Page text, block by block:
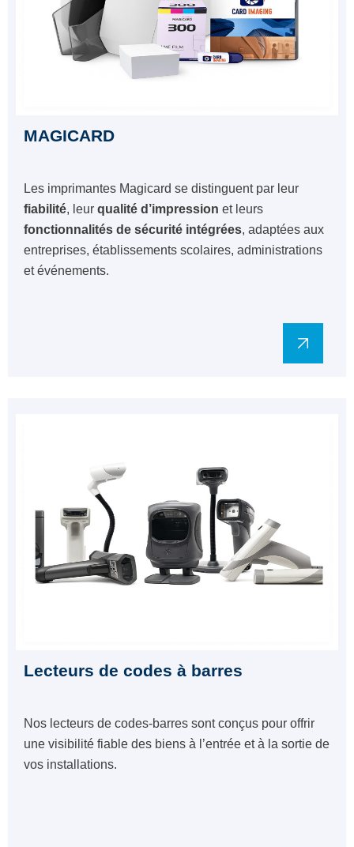
MAGICARD
Les imprimantes Magicard se distinguent par leur
fiabilité, leur qualité d’impression et leurs
fonctionnalités de sécurité intégrées, adaptées aux
entreprises, établissements scolaires, administrations
et événements.
Lecteurs de codes à barres
Nos lecteurs de codes-barres sont conçus pour offrir
une visibilité fiable des biens à l’entrée et à la sortie de
vos installations.